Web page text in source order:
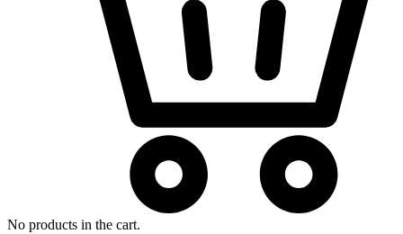
No products in the cart.